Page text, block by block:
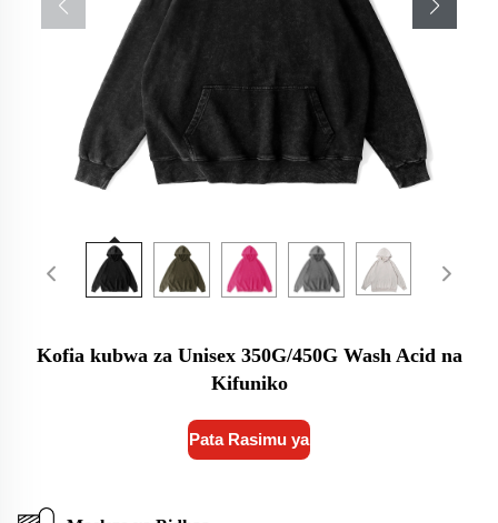
Kofia kubwa za Unisex 350G/450G Wash Acid na
Kifuniko
Pata Rasimu ya Bei